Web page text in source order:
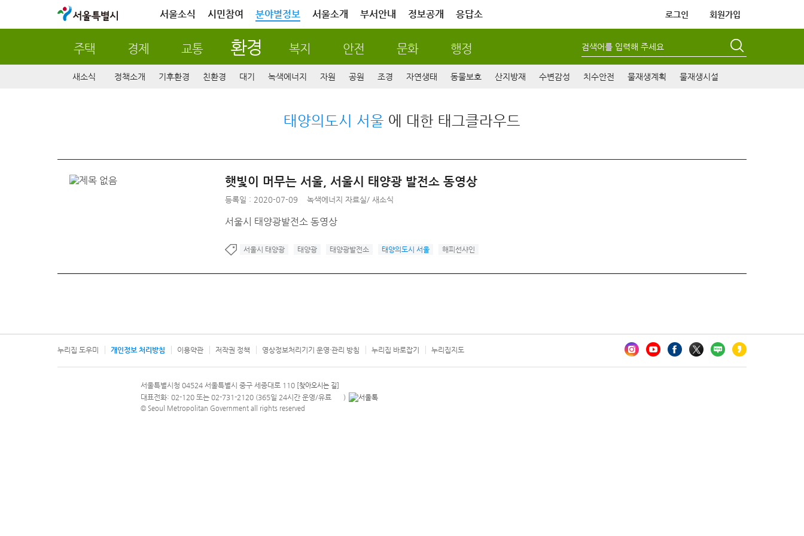
서울특별시 서울소식 시민참여 분야별정보 서울소개 부서안내 정보공개 응답소 로그인 회원가입
주택 경제 교통 환경 복지 안전 문화 행정 검색어를 입력해 주세요
새소식 정책소개 기후환경 친환경 대기 녹색에너지 자원 공원 조경 자연생태 동물보호 산지방재 수변감성 치수안전 물재생계획 물재생시설
태양의도시 서울 에 대한 태그클라우드
햇빛이 머무는 서울, 서울시 태양광 발전소 동영상
등록일 : 2020-07-09 녹색에너지 자료실/ 새소식
서울시 태양광발전소 동영상
서울시 태양광 태양광 태양광발전소 태양의도시 서울 해피선샤인
누리집 도우미 개인정보 처리방침 이용약관 저작권 정책 영상정보처리기기 운영·관리 방침 누리집 바로잡기 누리집지도
문의 전화번호 120, 120 다산콜재단
서울특별시청 04524 서울특별시 중구 세종대로 110 [찾아오시는 길]
대표전화: 02-120 또는 02-731-2120 (365일 24시간 운영/유료 안내팝업 열기
)
© Seoul Metropolitan Government all rights reserved